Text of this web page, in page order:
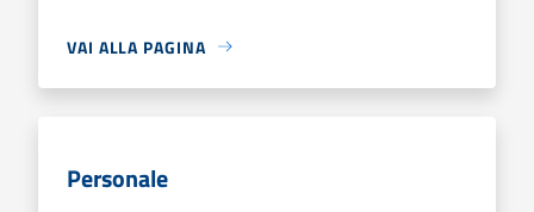
VAI ALLA PAGINA
Personale